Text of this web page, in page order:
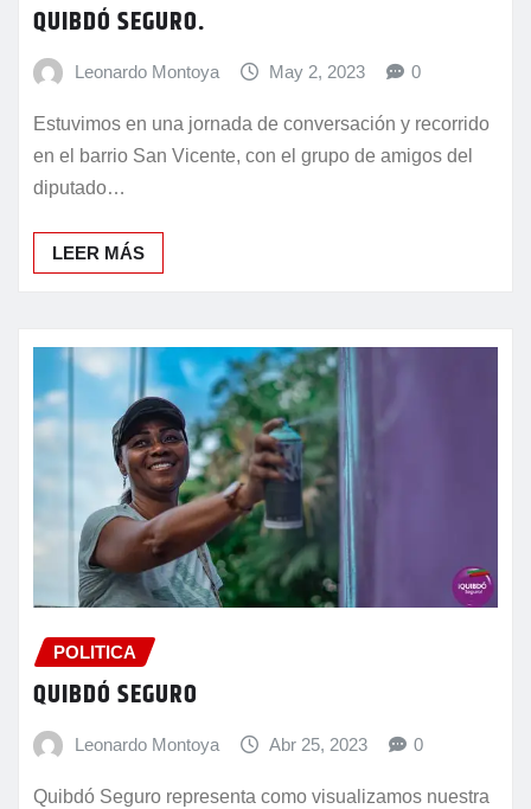
QUIBDÓ SEGURO.
Leonardo Montoya May 2, 2023 0
Estuvimos en una jornada de conversación y recorrido
en el barrio San Vicente, con el grupo de amigos del
diputado…
LEER MÁS
POLITICA
QUIBDÓ SEGURO
Leonardo Montoya Abr 25, 2023 0
Quibdó Seguro representa como visualizamos nuestra